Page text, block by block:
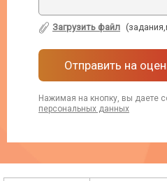
Загрузить файл
Отправить на
Нажимая на кнопку, вы даете
персональных данных